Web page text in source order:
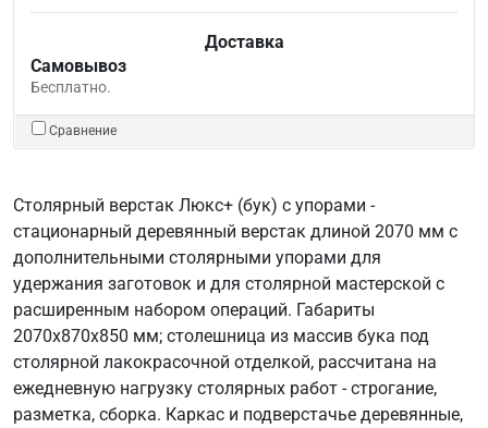
Доставка
Самовывоз
Бесплатно.
Сравнение
Столярный верстак Люкс+ (бук) с упорами -
стационарный деревянный верстак длиной 2070 мм с
дополнительными столярными упорами для
удержания заготовок и для столярной мастерской с
расширенным набором операций. Габариты
2070х870х850 мм; столешница из массив бука под
столярной лакокрасочной отделкой, рассчитана на
ежедневную нагрузку столярных работ - строгание,
разметка, сборка. Каркас и подверстачье деревянные,